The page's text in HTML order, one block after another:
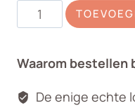
Rouwboeket
Pink
aantal
Waarom bestellen
De enige echte